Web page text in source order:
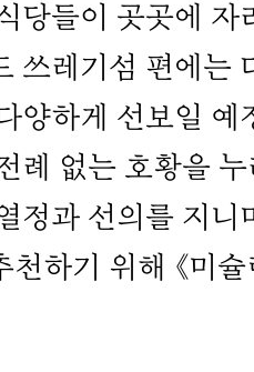
당들이 곳곳에
쓰레기섬 편에는
양하게 선보일
례 없는 호황을
정과 선의를 지니
천하기 위해 《미